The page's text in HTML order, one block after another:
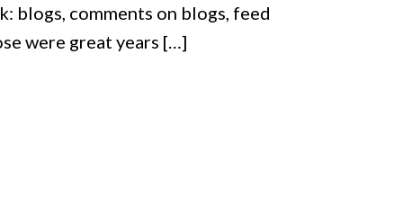
blogs, comments on blogs, feed
were great years […]